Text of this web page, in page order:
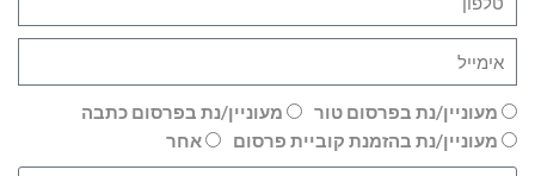
מעוניין/נת בפרסום טור
מעוניין/נת בפרסום כתבה
מעוניין/נת בהזמנת קוביית פרסום
אחר